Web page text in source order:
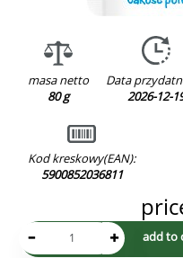
masa netto
80 g
Data
2026-12-
Kod kreskowy(EAN):
5900852036811